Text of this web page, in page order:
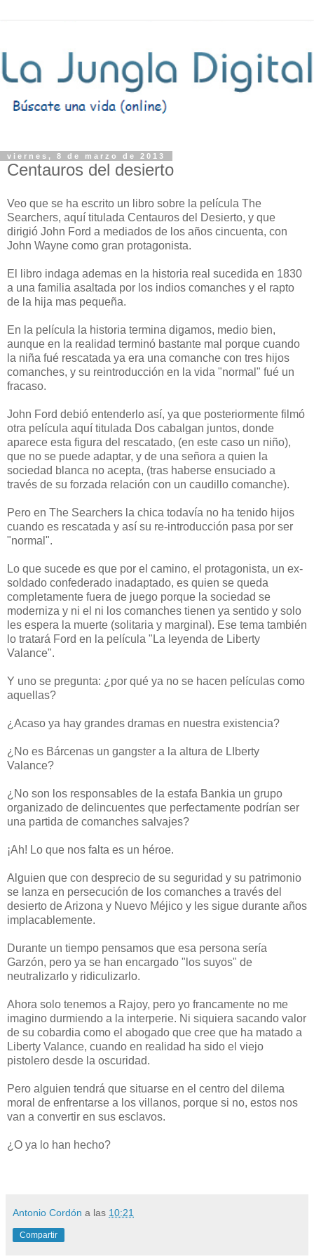
viernes, 8 de marzo de 2013
Centauros del desierto
Veo que se ha escrito un libro sobre la película The
Searchers, aquí titulada Centauros del Desierto, y que
dirigió John Ford a mediados de los años cincuenta, con
John Wayne como gran protagonista.
El libro indaga ademas en la historia real sucedida en 1830
a una familia asaltada por los indios comanches y el rapto
de la hija mas pequeña.
En la película la historia termina digamos, medio bien,
aunque en la realidad terminó bastante mal porque cuando
la niña fué rescatada ya era una comanche con tres hijos
comanches, y su reintroducción en la vida "normal" fué un
fracaso.
John Ford debió entenderlo así, ya que posteriormente filmó
otra película aquí titulada Dos cabalgan juntos, donde
aparece esta figura del rescatado, (en este caso un niño),
que no se puede adaptar, y de una señora a quien la
sociedad blanca no acepta, (tras haberse ensuciado a
través de su forzada relación con un caudillo comanche).
Pero en The Searchers la chica todavía no ha tenido hijos
cuando es rescatada y así su re-introducción pasa por ser
"normal".
Lo que sucede es que por el camino, el protagonista, un ex-
soldado confederado inadaptado, es quien se queda
completamente fuera de juego porque la sociedad se
moderniza y ni el ni los comanches tienen ya sentido y solo
les espera la muerte (solitaria y marginal). Ese tema también
lo tratará Ford en la película "La leyenda de Liberty
Valance".
Y uno se pregunta: ¿por qué ya no se hacen películas como
aquellas?
¿Acaso ya hay grandes dramas en nuestra existencia?
¿No es Bárcenas un gangster a la altura de LIberty
Valance?
¿No son los responsables de la estafa Bankia un grupo
organizado de delincuentes que perfectamente podrían ser
una partida de comanches salvajes?
¡Ah! Lo que nos falta es un héroe.
Alguien que con desprecio de su seguridad y su patrimonio
se lanza en persecución de los comanches a través del
desierto de Arizona y Nuevo Méjico y les sigue durante años
implacablemente.
Durante un tiempo pensamos que esa persona sería
Garzón, pero ya se han encargado "los suyos" de
neutralizarlo y ridiculizarlo.
Ahora solo tenemos a Rajoy, pero yo francamente no me
imagino durmiendo a la interperie. Ni siquiera sacando valor
de su cobardia como el abogado que cree que ha matado a
Liberty Valance, cuando en realidad ha sido el viejo
pistolero desde la oscuridad.
Pero alguien tendrá que situarse en el centro del dilema
moral de enfrentarse a los villanos, porque si no, estos nos
van a convertir en sus esclavos.
¿O ya lo han hecho?
Antonio Cordón a las 10:21
Compartir